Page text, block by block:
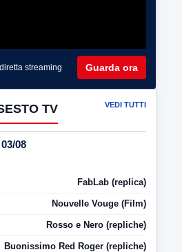
streaming Guarda ora
TV VEDI TUTTI
08
FabLab (replica)
Nouvelle Vouge (Film)
Rosso e Nero (repliche)
Buonissimo Red Roger (repliche)